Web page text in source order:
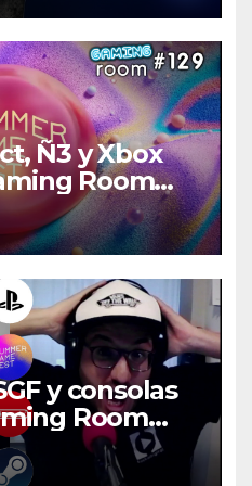
Ñ3 y Xbox
Room
y consolas
Room